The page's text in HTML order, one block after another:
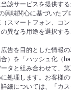
該サービスを提供す
興味関心に基づいた
スマートフォン、コ
異なる用途を選択する
告を目的とした情報
）を「ハッシュ化（
タと組み合わせて、
処理します。お客様
細については、「カ